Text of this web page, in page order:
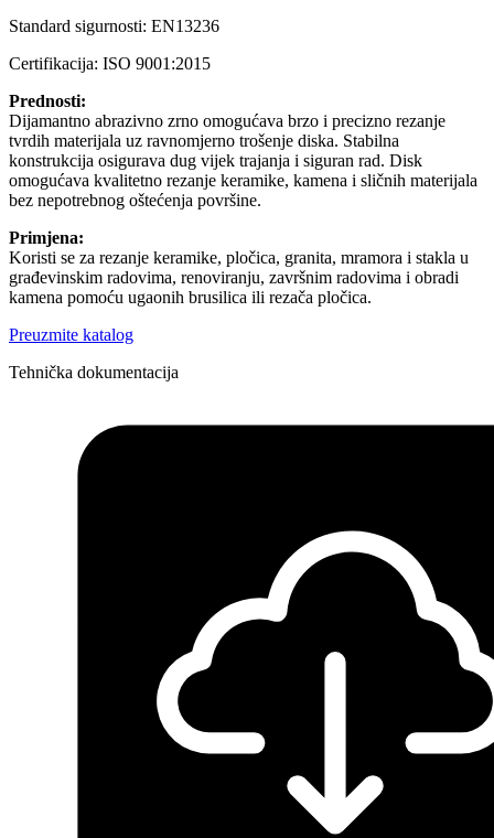
Standard sigurnosti: EN13236
Certifikacija: ISO 9001:2015
Prednosti:
Dijamantno abrazivno zrno omogućava brzo i precizno rezanje
tvrdih materijala uz ravnomjerno trošenje diska. Stabilna
konstrukcija osigurava dug vijek trajanja i siguran rad. Disk
omogućava kvalitetno rezanje keramike, kamena i sličnih materijala
bez nepotrebnog oštećenja površine.
Primjena:
Koristi se za rezanje keramike, pločica, granita, mramora i stakla u
građevinskim radovima, renoviranju, završnim radovima i obradi
kamena pomoću ugaonih brusilica ili rezača pločica.
Preuzmite katalog
Tehnička dokumentacija